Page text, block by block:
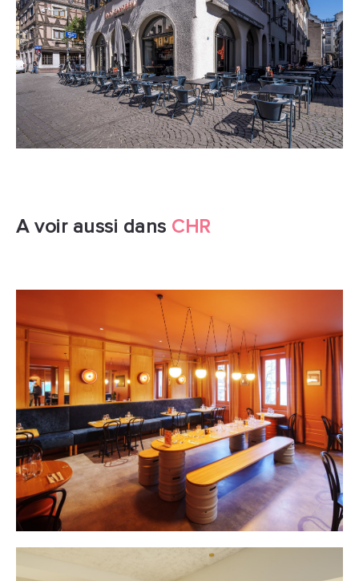
A voir aussi dans CHR